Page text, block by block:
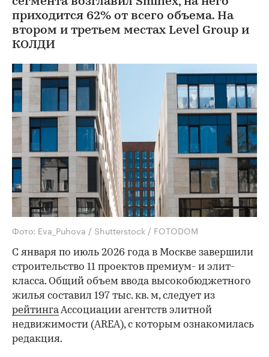
приходится 62% от всего объема. На
втором и третьем местах Level Group и
КОЛДИ
Фото: Eva_Puhova / Shutterstock / FOTODOM
С января по июль 2026 года в Москве завершили
строительство 11 проектов премиум- и элит-
класса. Общий объем ввода высокобюджетного
жилья составил 197 тыс. кв. м, следует из
рейтингаАссоциации агентств элитной
недвижимости (AREA), с которым ознакомилась
редакция.